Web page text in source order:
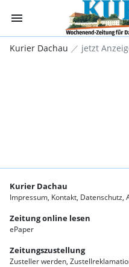
menu
Kurier Dachau jetzt
Kurier Dachau
Impressum Kontakt Datenschutz
Zeitung online lesen
ePaper
Zeitungszustellung
Zusteller werden